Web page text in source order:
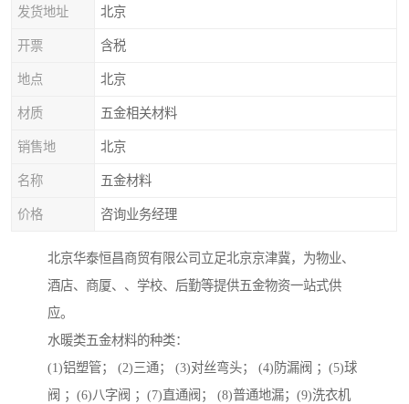
发货地址 北京
开票 含税
地点 北京
材质 五金相关材料
销售地 北京
名称 五金材料
价格 咨询业务经理
北京华泰恒昌商贸有限公司立足北京京津冀，为物业、
酒店、商厦、、学校、后勤等提供五金物资一站式供
应。
水暖类五金材料的种类：
(1)铝塑管； (2)三通； (3)对丝弯头； (4)防漏阀 ；(5)球
阀 ；(6)八字阀 ；(7)直通阀； (8)普通地漏；(9)洗衣机